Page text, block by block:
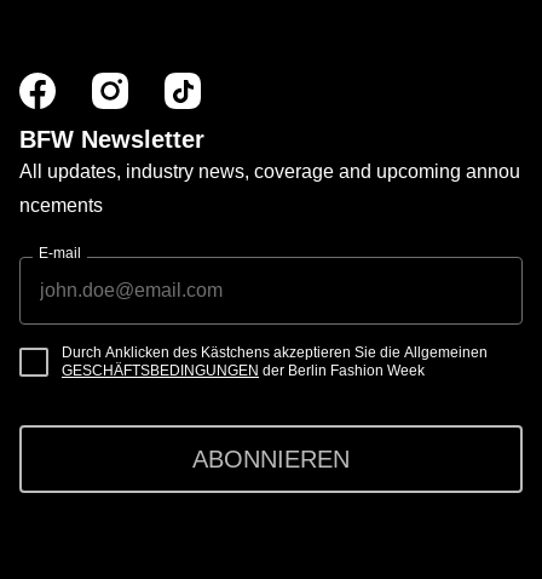
BFW Newsletter
All updates, industry news, coverage and upcoming annou
ncements
E-mail
Durch Anklicken des Kästchens akzeptieren Sie die Allgemeinen
GESCHÄFTSBEDINGUNGEN der Berlin Fashion Week
ABONNIEREN